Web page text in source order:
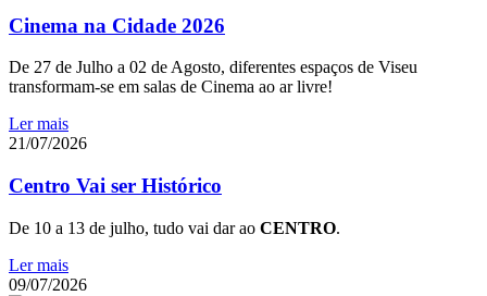
Cinema na Cidade 2026
De 27 de Julho a 02 de Agosto, diferentes espaços de Viseu
transformam-se em salas de Cinema ao ar livre!
Ler mais
21/07/2026
Centro Vai ser Histórico
De 10 a 13 de julho, tudo vai dar ao CENTRO.
Ler mais
09/07/2026